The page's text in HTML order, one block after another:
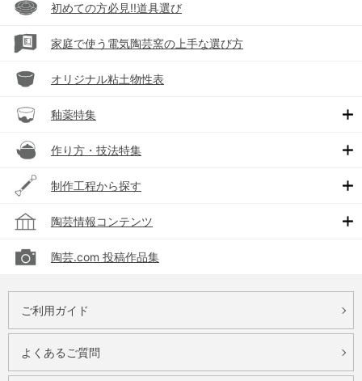
初めての方必見!!道具選び
家庭で使う電気陶芸窯の上手な選び方
オリジナル粘土物性表
釉薬特集
作り方・技法特集
制作工程から探す
陶芸情報コンテンツ
陶芸.com 投稿作品集
ご利用ガイド
よくあるご質問